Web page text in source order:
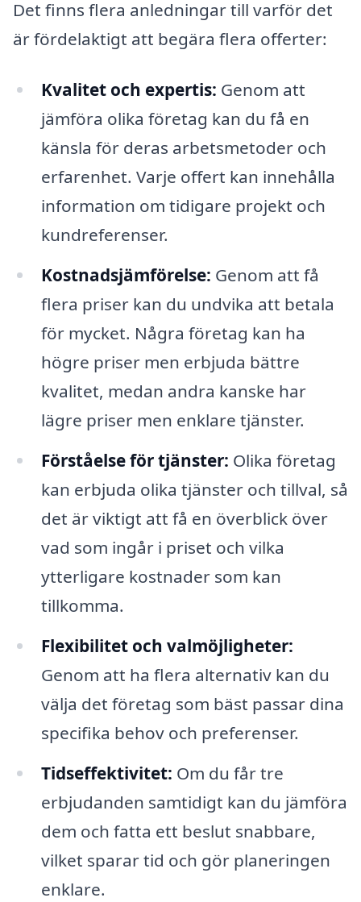
Det finns flera anledningar till varför det
är fördelaktigt att begära flera offerter:
Kvalitet och expertis: Genom att
jämföra olika företag kan du få en
känsla för deras arbetsmetoder och
erfarenhet. Varje offert kan innehålla
information om tidigare projekt och
kundreferenser.
Kostnadsjämförelse: Genom att få
flera priser kan du undvika att betala
för mycket. Några företag kan ha
högre priser men erbjuda bättre
kvalitet, medan andra kanske har
lägre priser men enklare tjänster.
Förståelse för tjänster: Olika företag
kan erbjuda olika tjänster och tillval, så
det är viktigt att få en överblick över
vad som ingår i priset och vilka
ytterligare kostnader som kan
tillkomma.
Flexibilitet och valmöjligheter:
Genom att ha flera alternativ kan du
välja det företag som bäst passar dina
specifika behov och preferenser.
Tidseffektivitet: Om du får tre
erbjudanden samtidigt kan du jämföra
dem och fatta ett beslut snabbare,
vilket sparar tid och gör planeringen
enklare.